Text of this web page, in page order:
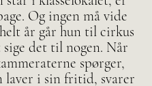
Og ingen må vide
år går hun til cirkus
sige det til nogen. Når
spørger,
laver i sin fritid, svarer